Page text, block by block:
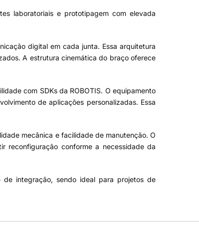
laboratoriais e prototipagem com elevada
digital em cada junta. Essa arquitetura
A estrutura cinemática do braço oferece
com SDKs da ROBOTIS. O equipamento
de aplicações personalizadas. Essa
mecânica e facilidade de manutenção. O
reconfiguração conforme a necessidade da
de integração, sendo ideal para projetos de